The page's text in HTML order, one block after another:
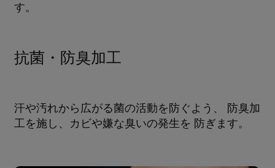
す。
抗菌・防臭加工
汗や汚れから広がる菌の活動を防ぐよう、 防臭加
工を施し、カビや嫌な臭いの発生を 防ぎます。